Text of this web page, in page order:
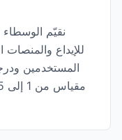
نقيّم الوسطاء
للإيداع والمنصات
المستخدمين